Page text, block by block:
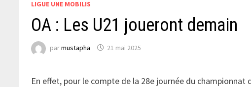
LIGUE UNE MOBILIS
OA : Les U21 joueront demain
parmustapha 21 mai 2025
En effet, pour le compte de la 28e journée du championnat